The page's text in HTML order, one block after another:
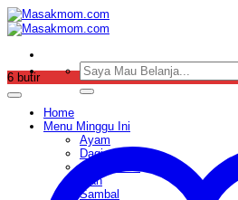
Skip
to
content
Pencarian
untuk:
Home
Menu Minggu Ini
Ayam
Daging
Sop & Soto
Ikan
Sambal
6 butir